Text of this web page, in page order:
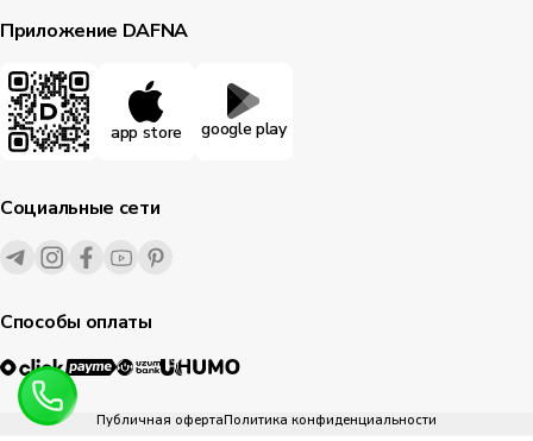
Приложение DAFNA
app store google play
Социальные сети
Способы оплаты
Публичная офертаПолитика конфиденциальности